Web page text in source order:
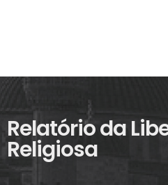
Relatório da
Religiosa